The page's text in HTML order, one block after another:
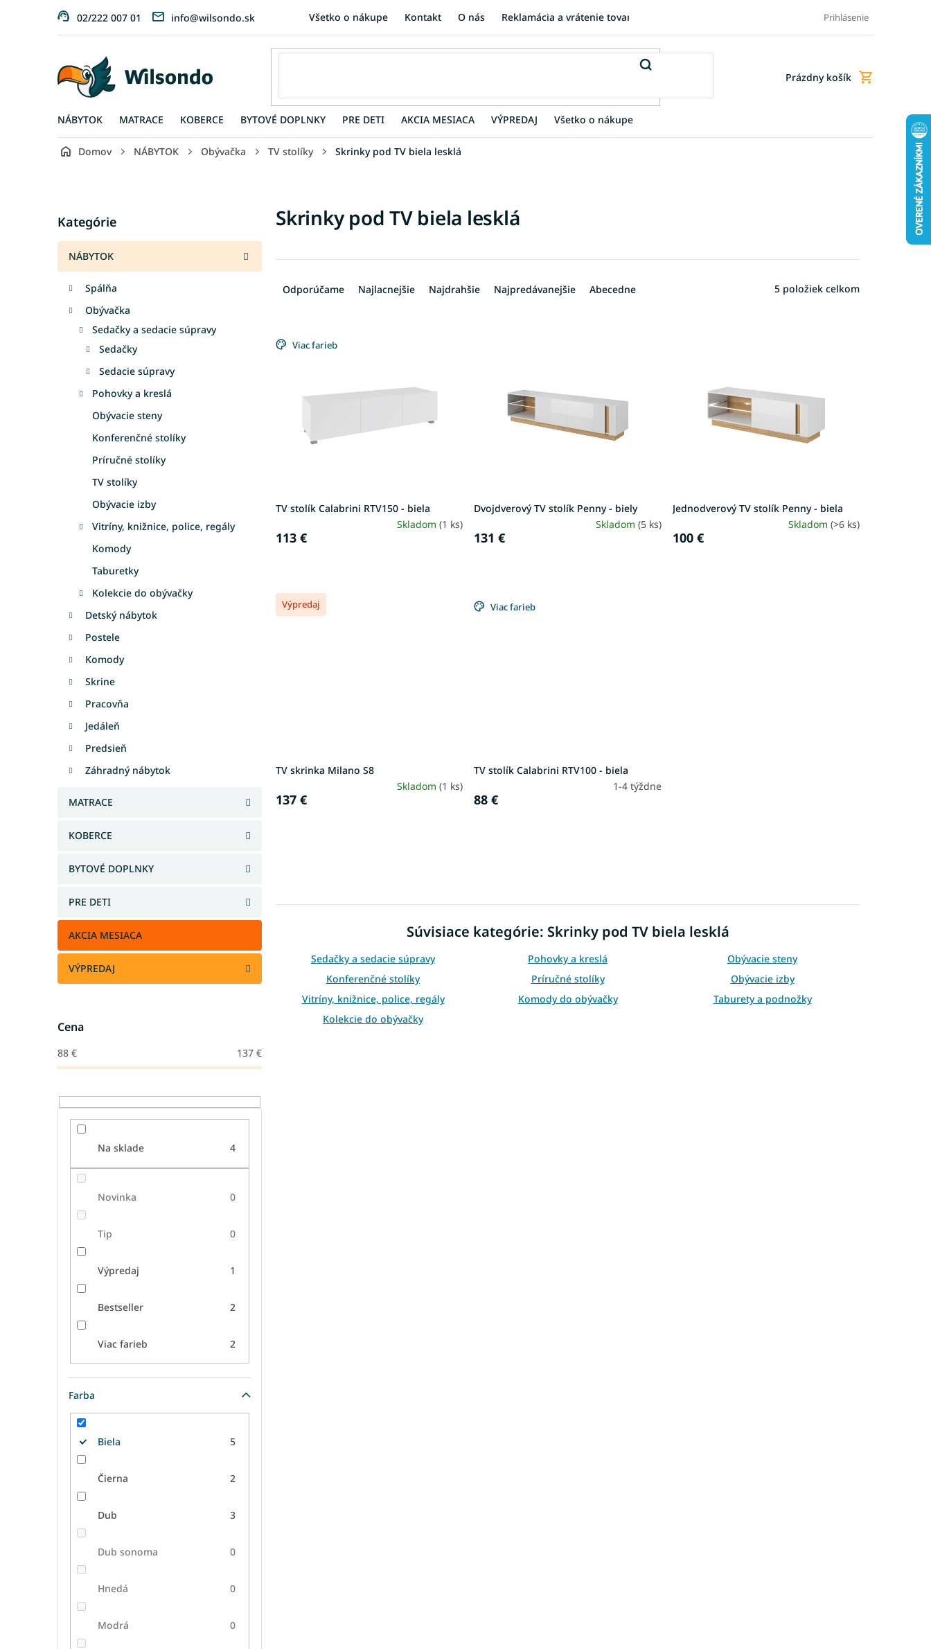
02/222 007 01 info@wilsondo.sk Všetko o nákupe Kontakt O nás Reklamácia a vrátenie tovaru FAQ - Najčastejšie otázky
Prihlásenie
Nákupný
Prázdny košík
NÁBYTOK MATRACE KOBERCE BYTOVÉ DOPLNKY PRE DETI AKCIA MESIACA VÝPREDAJ Všetko o nákupe
Domov NÁBYTOK Obývačka TV stolíky Skrinky pod TV biela lesklá
n
ý
p
kategórie
Kategórie
NÁBYTOK
Spálňa
Obývačka
Sedačky a sedacie súpravy
Sedačky
Sedacie súpravy
Pohovky a kreslá
Obývacie steny
Konferenčné stolíky
Príručné stolíky
TV stolíky
Obývacie izby
Vitríny, knižnice, police, regály
Komody
Taburetky
Kolekcie do obývačky
Detský nábytok
Postele
Komody
Skrine
Pracovňa
Jedáleň
Predsieň
Záhradný nábytok
MATRACE
KOBERCE
BYTOVÉ DOPLNKY
PRE DETI
AKCIA MESIACA
VÝPREDAJ
Cena
88 € 137 €
Na sklade 4
Novinka 0
Tip 0
Výpredaj 1
Bestseller 2
Viac farieb 2
Farba
Biela 5
Čierna 2
Dub 3
Dub sonoma 0
Hnedá 0
Modrá 0
Skrinky pod TV biela lesklá
a
i
v
Odporúčame Najlacnejšie Najdrahšie Najpredávanejšie Abecedne 5 položiek celkom
ý
o
v
Viac farieb
TV stolík Calabrini RTV150 - biela
Skladom(1 ks)
113 €
Dvojdverový TV stolík Penny - biely
Skladom (5 ks)
131 €
Jednodverový TV stolík Penny - biela
Skladom (>6 ks)
100 €
Výpredaj
TV skrinka Milano S8
Skladom(1 ks)
137 €
Viac farieb
TV stolík Calabrini RTV100 - biela
1-4 týždne
88 €
á
a
i
e
p
r
Súvisiace kategórie: Skrinky pod TV biela lesklá
Sedačky a sedacie súpravy Pohovky a kreslá
Obývacie steny
Konferenčné stolíky
Príručné stolíky
Obývacie izby
Vitríny, knižnice, police, regály
Komody do obývačky
Taburety a podnožky
Kolekcie do obývačky